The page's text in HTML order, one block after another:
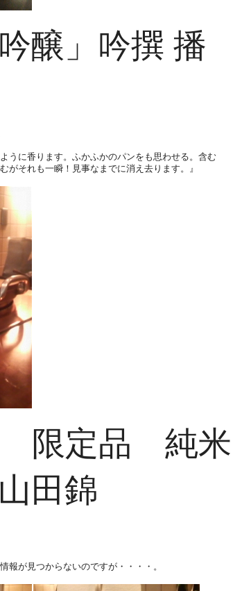
醸」吟撰 播
うに香ります。ふかふかのパンをも思わせる。含む
がそれも一瞬！見事なまでに消え去ります。』
限定品 純米
田錦
報が見つからないのですが・・・・。